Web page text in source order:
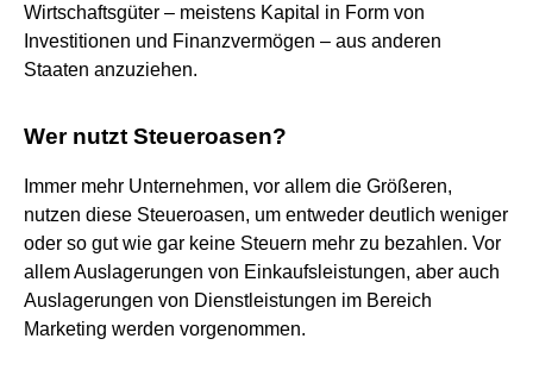
Wirtschaftsgüter – meistens Kapital in Form von
Investitionen und Finanzvermögen – aus anderen
Staaten anzuziehen.
Wer nutzt Steueroasen?
Immer mehr Unternehmen, vor allem die Größeren,
nutzen diese Steueroasen, um entweder deutlich weniger
oder so gut wie gar keine Steuern mehr zu bezahlen. Vor
allem Auslagerungen von Einkaufsleistungen, aber auch
Auslagerungen von Dienstleistungen im Bereich
Marketing werden vorgenommen.